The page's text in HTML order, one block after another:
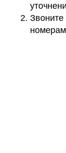
Звоните
номерам